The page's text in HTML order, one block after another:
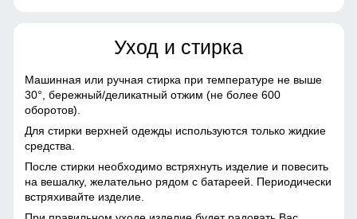
54
87
Виндстоппер, Софтшелл,
Полиэстер
Тип ткани
мембраной
Паропроницаемость
Уход и стирка
Машинная или ручная стирка при температуре не выше
30°, бережный/деликатный отжим (не более 600
оборотов).
Для стирки верхней одежды используются только жидкие
средства.
После стирки необходимо встряхнуть изделие и повесить
на вешалку, желательно рядом с батареей. Периодически
встряхивайте изделие.